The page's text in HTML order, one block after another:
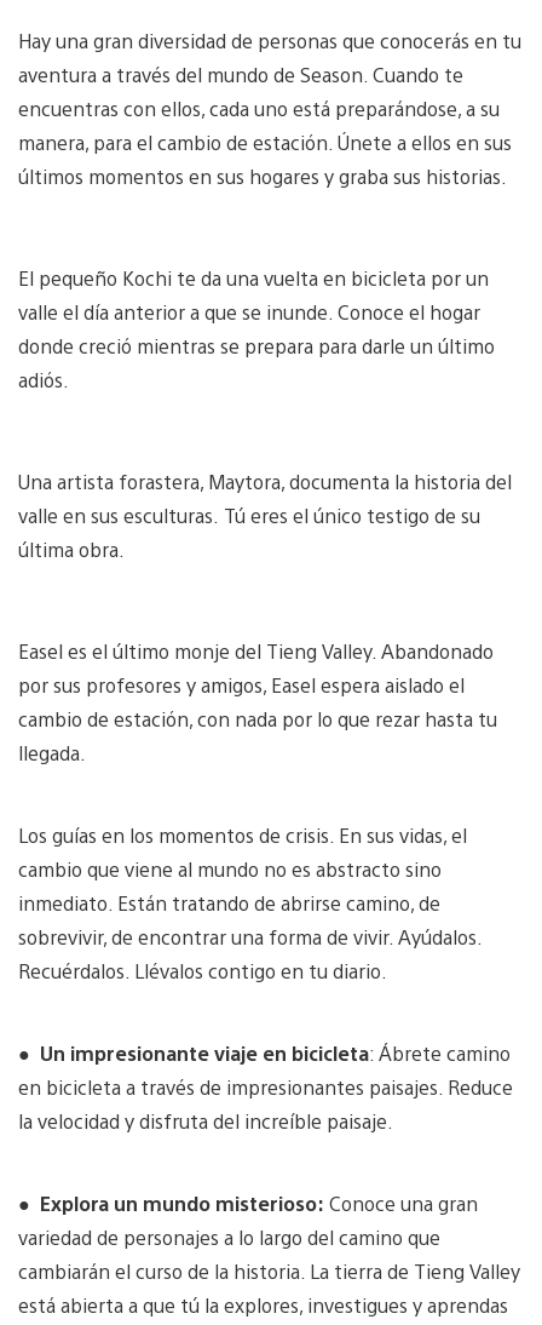
Hay una gran diversidad de personas que conocerás en tu
aventura a través del mundo de Season. Cuando te
encuentras con ellos, cada uno está preparándose, a su
manera, para el cambio de estación. Únete a ellos en sus
últimos momentos en sus hogares y graba sus historias.
El pequeño Kochi te da una vuelta en bicicleta por un
valle el día anterior a que se inunde. Conoce el hogar
donde creció mientras se prepara para darle un último
adiós.
Una artista forastera, Maytora, documenta la historia del
valle en sus esculturas. Tú eres el único testigo de su
última obra.
Easel es el último monje del Tieng Valley. Abandonado
por sus profesores y amigos, Easel espera aislado el
cambio de estación, con nada por lo que rezar hasta tu
llegada.
Los guías en los momentos de crisis. En sus vidas, el
cambio que viene al mundo no es abstracto sino
inmediato. Están tratando de abrirse camino, de
sobrevivir, de encontrar una forma de vivir. Ayúdalos.
Recuérdalos. Llévalos contigo en tu diario.
● Un impresionante viaje en bicicleta: Ábrete camino
en bicicleta a través de impresionantes paisajes. Reduce
la velocidad y disfruta del increíble paisaje.
● Explora un mundo misterioso: Conoce una gran
variedad de personajes a lo largo del camino que
cambiarán el curso de la historia. La tierra de Tieng Valley
está abierta a que tú la explores, investigues y aprendas